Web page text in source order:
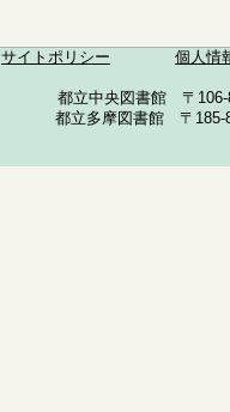
サイトポリシー 個人情
都立中央図書館 〒
都立多摩図書館 〒185-